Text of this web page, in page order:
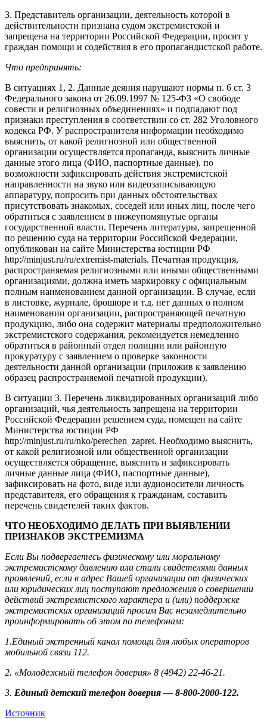
3. Представитель организации, деятельность которой в
действительности признана судом экстремистской и
запрещена на территории Российской Федерации, просит у
граждан помощи и содействия в его пропагандистской работе.
Что предпринять:
В ситуациях 1, 2. Данные деяния нарушают нормы п. 6 ст. 3
Федерального закона от 26.09.1997 № 125-ФЗ «О свободе
совести и религиозных объединениях» и подпадают под
признаки преступления в соответствии со ст. 282 Уголовного
кодекса РФ. У распространителя информации необходимо
выяснить, от какой религиозной или общественной
организации осуществляется пропаганда, выяснить личные
данные этого лица (ФИО, паспортные данные), по
возможности зафиксировать действия экстремистской
направленности на звуко или видеозаписывающую
аппаратуру, попросить при данных обстоятельствах
присутствовать знакомых, соседей или иных лиц, после чего
обратиться с заявлением в нижеупомянутые органы
государственной власти. Перечень литературы, запрещенной
по решению суда на территории Российской Федерации,
опубликован на сайте Министерства юстиции РФ
http://minjust.ru/ru/extremist-materials. Печатная продукция,
распространяемая религиозными или иными общественными
организациями, должна иметь маркировку с официальным
полным наименованием данной организации. В случае, если
в листовке, журнале, брошюре и т.д. нет данных о полном
наименовании организации, распространяющей печатную
продукцию, либо она содержит материалы предположительно
экстремистского содержания, рекомендуется немедленно
обратиться в районный отдел полиции или районную
прокуратуру с заявлением о проверке законности
деятельности данной организации (приложив к заявлению
образец распространяемой печатной продукции).
В ситуации 3. Перечень ликвидированных организаций либо
организаций, чья деятельность запрещена на территории
Российской Федерации решением суда, помещен на сайте
Министерства юстиции РФ
http://minjust.ru/ru/nko/perechen_zapret. Необходимо выяснить,
от какой религиозной или общественной организации
осуществляется обращение, выяснить и зафиксировать
личные данные лица (ФИО, паспортные данные),
зафиксировать на фото, виде или аудионосители личность
представителя, его обращения к гражданам, составить
перечень свидетелей таких фактов.
ЧТО НЕОБХОДИМО ДЕЛАТЬ ПРИ ВЫЯВЛЕНИИ
ПРИЗНАКОВ ЭКСТРЕМИЗМА
Если Вы подвергаетесь физическому или моральному
экстремистскому давлению или стали свидетелями данных
проявлений, если в адрес Вашей организации от физических
или юридических лиц поступают предложения о совершении
действий экстремистского характера и (или) поддержке
экстремистских организаций просим Вас незамедлительно
проинформировать об этом по телефонам:
1.Единый экстренный канал помощи для любых операторов
мобильной связи 112.
2. «Молодежный телефон доверия» 8 (4942) 22-46-21.
3. Единый детский телефон доверия — 8-800-2000-122.
Источник